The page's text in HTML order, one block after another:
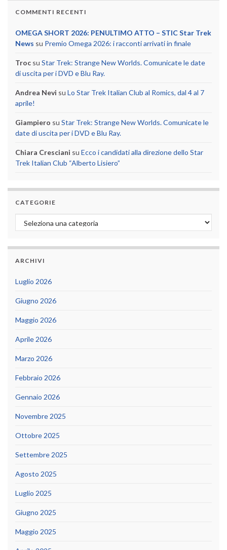
COMMENTI RECENTI
OMEGA SHORT 2026: PENULTIMO ATTO – STIC Star Trek
News su Premio Omega 2026: i racconti arrivati in finale
Troc su Star Trek: Strange New Worlds. Comunicate le date
di uscita per i DVD e Blu Ray.
Andrea Nevi su Lo Star Trek Italian Club al Romics, dal 4 al 7
aprile!
Giampiero su Star Trek: Strange New Worlds. Comunicate le
date di uscita per i DVD e Blu Ray.
Chiara Cresciani su Ecco i candidati alla direzione dello Star
Trek Italian Club “Alberto Lisiero”
CATEGORIE
Categorie
ARCHIVI
Luglio 2026
Giugno 2026
Maggio 2026
Aprile 2026
Marzo 2026
Febbraio 2026
Gennaio 2026
Novembre 2025
Ottobre 2025
Settembre 2025
Agosto 2025
Luglio 2025
Giugno 2025
Maggio 2025